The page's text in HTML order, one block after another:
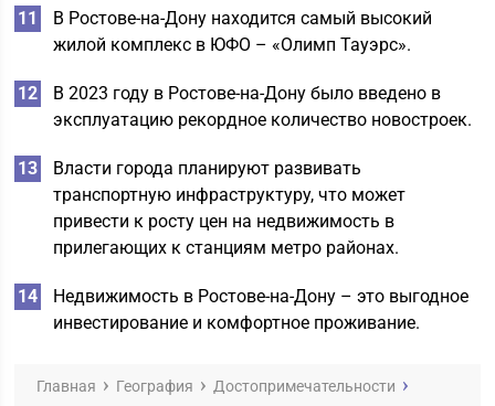
В Ростове-на-Дону находится самый высокий
жилой комплекс в ЮФО – «Олимп Тауэрс».
В 2023 году в Ростове-на-Дону было введено в
эксплуатацию рекордное количество новостроек.
Власти города планируют развивать
транспортную инфраструктуру, что может
привести к росту цен на недвижимость в
прилегающих к станциям метро районах.
Недвижимость в Ростове-на-Дону – это выгодное
инвестирование и комфортное проживание.
Главная География Достопримечательности